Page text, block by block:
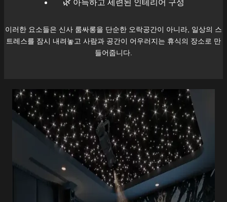
🌿 아늑하고 세련된 인테리어 구성
이러한 요소들은 신사 룸싸롱을 단순한 오락공간이 아니라, 일상의 스
트레스를 잠시 내려놓고 사람과 공간이 어우러지는 휴식의 장소로 만
들어줍니다.